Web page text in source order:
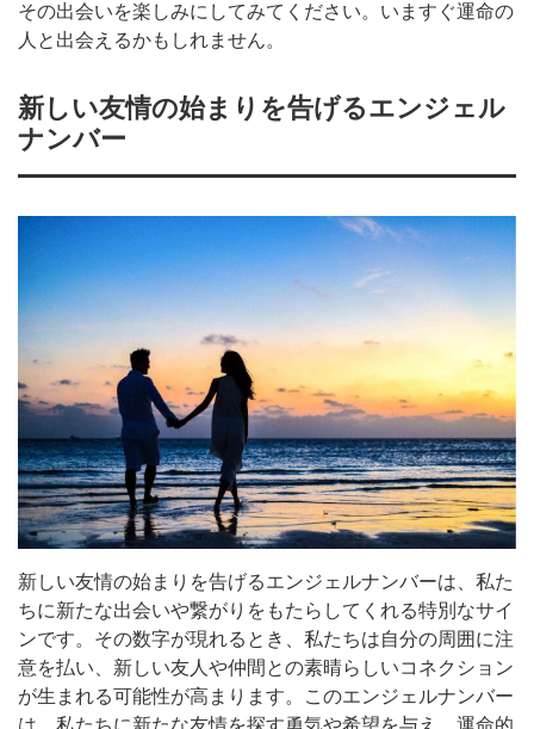
その出会いを楽しみにしてみてください。いますぐ運命の
人と出会えるかもしれません。
新しい友情の始まりを告げるエンジェル
ナンバー
新しい友情の始まりを告げるエンジェルナンバーは、私た
ちに新たな出会いや繋がりをもたらしてくれる特別なサイ
ンです。その数字が現れるとき、私たちは自分の周囲に注
意を払い、新しい友人や仲間との素晴らしいコネクション
が生まれる可能性が高まります。このエンジェルナンバー
は、私たちに新たな友情を探す勇気や希望を与え、運命的